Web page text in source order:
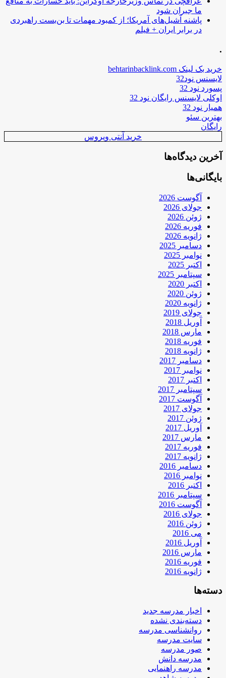
ما جبران شود
پاشنه آشیل‌های آمریکا؛ از کمبود مهمات تا بن‌بست راهبردی
در برابر ایران + فیلم
.
خرید بک لینک behtarinbacklink.com
لایسنس نود32
پسورد نود 32
اوکلی لایسنس رایگان نود 32
همیار نود 32
بهترین سئو
رایگان
خرید آنتی ویروس
آخرین دیدگاه‌ها
بایگانی‌ها
آگوست 2026
جولای 2026
ژوئن 2026
فوریه 2026
ژانویه 2026
دسامبر 2025
نوامبر 2025
اکتبر 2025
سپتامبر 2025
اکتبر 2020
ژوئن 2020
ژانویه 2020
جولای 2019
آوریل 2018
مارس 2018
فوریه 2018
ژانویه 2018
دسامبر 2017
نوامبر 2017
اکتبر 2017
سپتامبر 2017
آگوست 2017
جولای 2017
ژوئن 2017
آوریل 2017
مارس 2017
فوریه 2017
ژانویه 2017
دسامبر 2016
نوامبر 2016
اکتبر 2016
سپتامبر 2016
آگوست 2016
جولای 2016
ژوئن 2016
می 2016
آوریل 2016
مارس 2016
فوریه 2016
ژانویه 2016
دسته‌ها
اخبار مدرسه جدید
دسته‌بندی نشده
روانشناسی مدرسه
سایت مدرسه
صور مدرسه
مدرسه دانش
مدرسه راهنمایی